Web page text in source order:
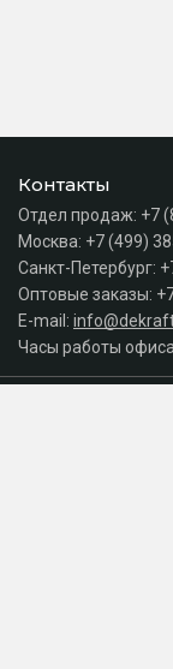
Контакты
Отдел продаж: +7
Москва: +7 (499)
Санкт-Петербург:
Оптовые заказы:
E-mail:
Часы работы